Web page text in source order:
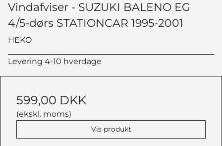
Vindafviser - SUZUKI BALENO EG
4/5-dørs STATIONCAR 1995-2001
HEKO
Levering 4-10 hverdage
599,00 DKK
(ekskl. moms)
Vis produkt